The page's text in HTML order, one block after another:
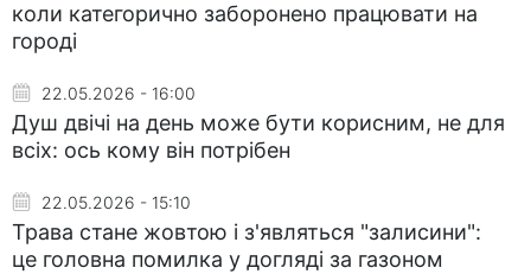
коли категорично заборонено працювати на
городі
22.05.2026 - 16:00
Душ двічі на день може бути корисним, не для
всіх: ось кому він потрібен
22.05.2026 - 15:10
Трава стане жовтою і з'являться "залисини":
це головна помилка у догляді за газоном